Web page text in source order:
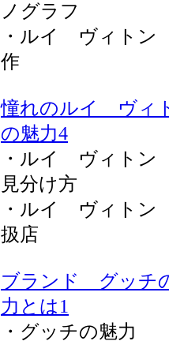
ノグラフ
・ルイ ヴィト
作
憧れのルイ ヴィ
の魅力4
・ルイ ヴィト
見分け方
・ルイ ヴィト
扱店
ブランド グッチ
力とは1
・グッチの魅力